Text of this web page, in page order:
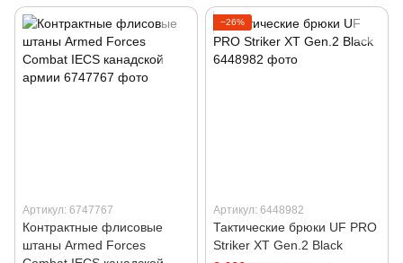
Артикул: 6747767
Контрактные флисовые
штаны Armed Forces
−26%
Артикул: 6448982
Тактические брюки UF PRO
Striker XT Gen.2 Black